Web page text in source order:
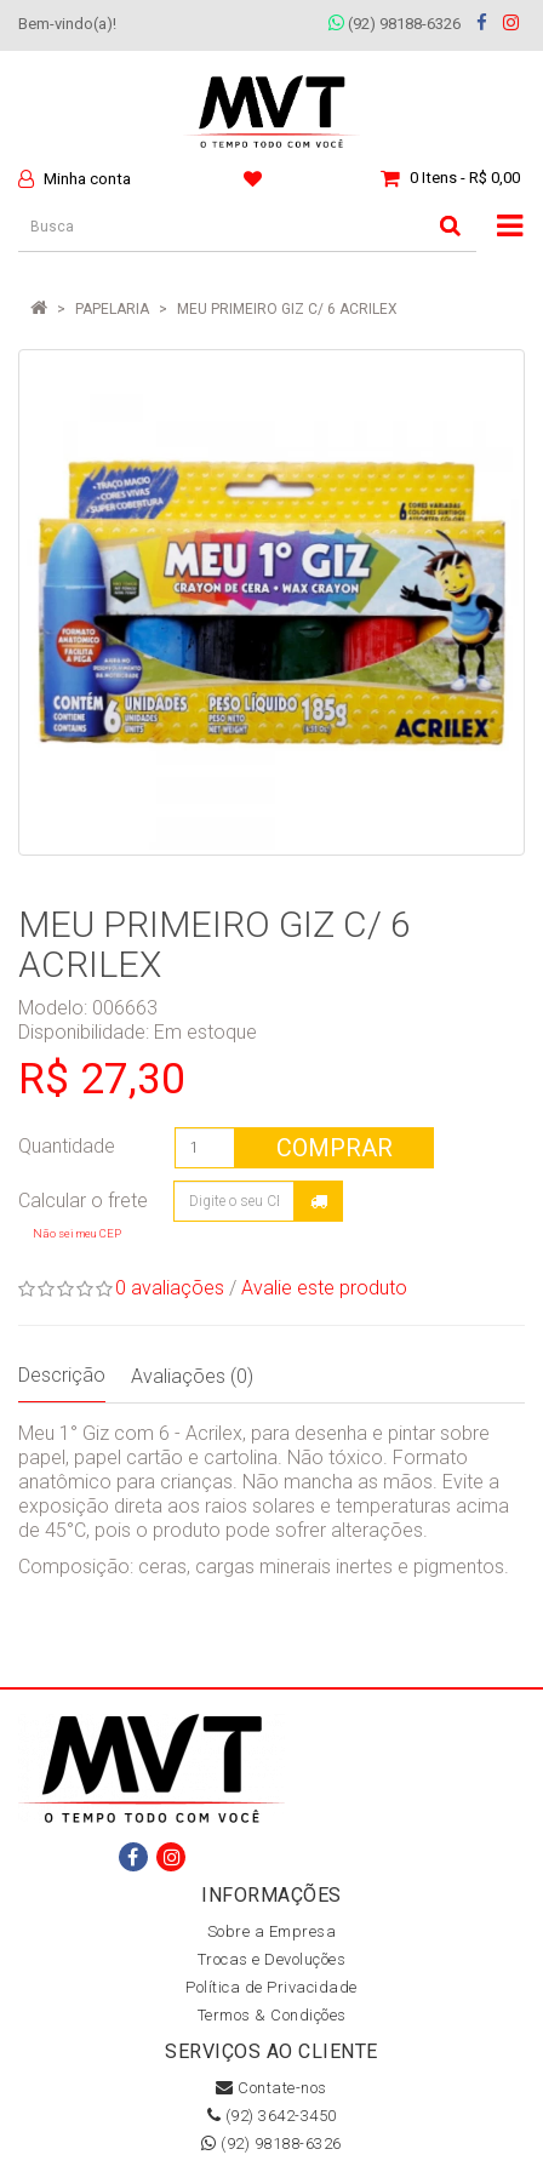
Bem-vindo(a)! (92) 98188-6326
Minha conta 0 Itens - R$ 0,00
PAPELARIA MEU PRIMEIRO GIZ C/ 6 ACRILEX
MEU PRIMEIRO GIZ C/ 6
ACRILEX
Modelo: 006663
Disponibilidade: Em estoque
R$ 27,30
Quantidade COMPRAR
Não sei meu CEP
0 avaliações / Avalie este produto
Descrição Avaliações (0)
Meu 1° Giz com 6 - Acrilex, para desenha e pintar sobre
papel, papel cartão e cartolina. Não tóxico. Formato
anatômico para crianças. Não mancha as mãos. Evite a
exposição direta aos raios solares e temperaturas acima
de 45°C, pois o produto pode sofrer alterações.
Composição: ceras, cargas minerais inertes e pigmentos.
INFORMAÇÕES
Sobre a Empresa
Trocas e Devoluções
Política de Privacidade
Termos & Condições
SERVIÇOS AO CLIENTE
Contate-nos
(92) 3642-3450
(92) 98188-6326